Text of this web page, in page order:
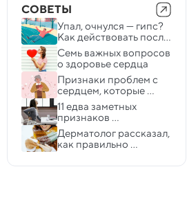
СОВЕТЫ
Упал, очнулся — гипс?
Как действовать после
падения на льду, чтобы
избежать осложнений
Семь важных вопросов
о здоровье сердца
Признаки проблем с
сердцем, которые
нельзя игнорировать в
40, 50 и 60 лет
11 едва заметных
признаков
хронического
воспаления
Дерматолог рассказал,
как правильно
увлажнять кожу зимой